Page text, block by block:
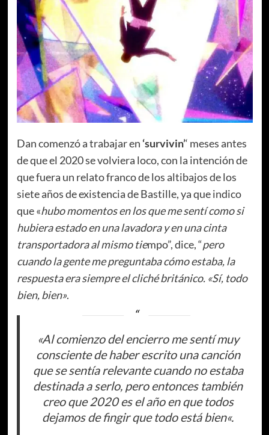
Dan comenzó a trabajar en ‘survivin’‘ meses antes
de que el 2020 se volviera loco, con la intención de
que fuera un relato franco de los altibajos de los
siete años de existencia de Bastille, ya que indico
que «hubo momentos en los que me sentí como si
hubiera estado en una lavadora y en una cinta
transportadora al mismo tiempo”, dice, “pero
cuando la gente me preguntaba cómo estaba, la
respuesta era siempre el cliché británico. «Sí, todo
bien, bien».
«Al comienzo del encierro me sentí muy
consciente de haber escrito una canción
que se sentía relevante cuando no estaba
destinada a serlo, pero entonces también
creo que 2020 es el año en que todos
dejamos de fingir que todo está bien«.